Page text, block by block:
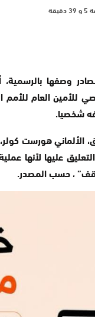
نسبة لمصادر وصفها
العام للأمم
شخصيا.
الألماني هورست
عليها لأنها
، حسب المصدر.